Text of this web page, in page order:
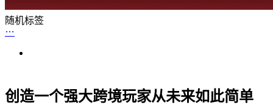
随机标签
创造一个强大跨境玩家从未来如此简单